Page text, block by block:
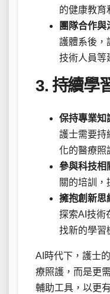
的健康教育
團隊合作與
護體系後，
技術人員等
3. 持續學
保持專業知
護士需要持
化的醫療照
參與科技相
關的培訓，
擁抱創新思
探索AI技術
找新的學習
AI時代下，護士
療照護，而是更
輔助工具，以更